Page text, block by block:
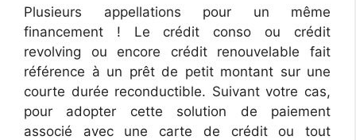
Plusieurs appellations pour un même
financement ! Le crédit conso ou crédit
revolving ou encore crédit renouvelable fait
référence à un prêt de petit montant sur une
courte durée reconductible. Suivant votre cas,
pour adopter cette solution de paiement
associé avec une carte de crédit ou tout